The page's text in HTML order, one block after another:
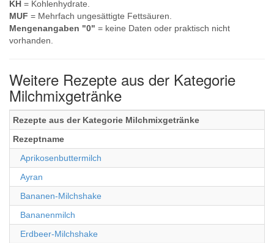
KH = Kohlenhydrate.
MUF = Mehrfach ungesättigte Fettsäuren.
Mengenangaben "0" = keine Daten oder praktisch nicht
vorhanden.
Weitere Rezepte aus der Kategorie
Milchmixgetränke
Rezepte aus der Kategorie Milchmixgetränke
Rezeptname
Aprikosenbuttermilch
Ayran
Bananen-Milchshake
Bananenmilch
Erdbeer-Milchshake